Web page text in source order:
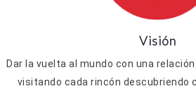
Visión
Dar la vuelta al mundo con una
visitando cada rincón descubriendo